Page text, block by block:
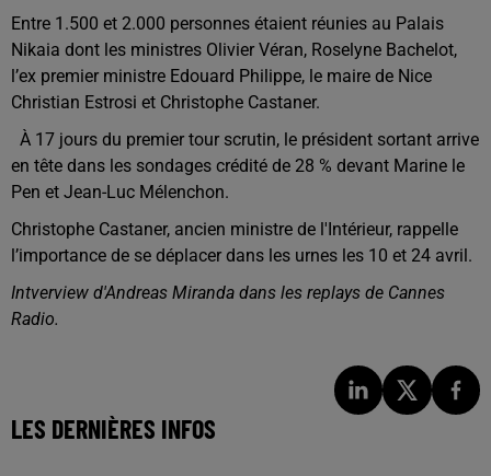
Entre 1.500 et 2.000 personnes étaient réunies au Palais
Nikaia dont les ministres Olivier Véran, Roselyne Bachelot,
l’ex premier ministre Edouard Philippe, le maire de Nice
Christian Estrosi et Christophe Castaner.
À 17 jours du premier tour scrutin, le président sortant arrive
en tête dans les sondages crédité de 28 % devant Marine le
Pen et Jean-Luc Mélenchon.
Christophe Castaner, ancien ministre de l'Intérieur, rappelle
l’importance de se déplacer dans les urnes les 10 et 24 avril.
Intverview d'Andreas Miranda dans les replays de Cannes
Radio.
LES DERNIÈRES INFOS